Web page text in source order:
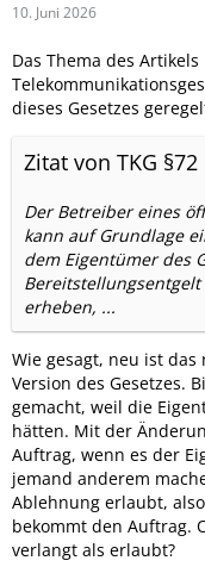
10. Juni 2026
Das Thema des
dieses Gesetzes
Zitat von TKG §72
Der Betreiber eines
kann auf Grundlage
dem Eigentümer des
erheben, ...
Wie gesagt, neu ist
Version des Gesetzes.
gemacht, weil die
hätten. Mit der
Auftrag, wenn es der
jemand anderem
Ablehnung erlaubt,
bekommt den Auftrag.
verlangt als erlaubt?